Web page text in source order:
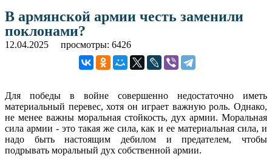
В армянской армии честь заменили
поклонами?
12.04.2025 просмотры: 6426
Для победы в войне совершенно недостаточно иметь
материальный перевес, хотя он играет важную роль. Однако,
не менее важны моральная стойкость, дух армии. Моральная
сила армии - это такая же сила, как и ее материальная сила, и
надо быть настоящим дебилом и предателем, чтобы
подрывать моральный дух собственной армии.